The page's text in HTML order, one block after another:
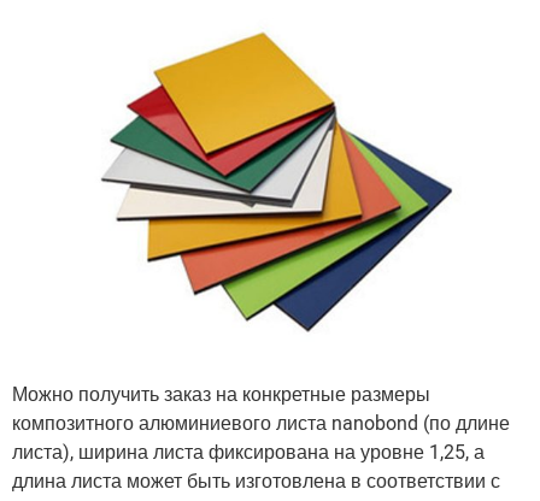
Можно получить заказ на конкретные размеры
композитного алюминиевого листа nanobond (по длине
листа), ширина листа фиксирована на уровне 1,25, а
длина листа может быть изготовлена ​​в соответствии с